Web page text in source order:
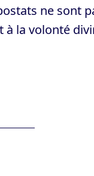
ne sont
la volonté